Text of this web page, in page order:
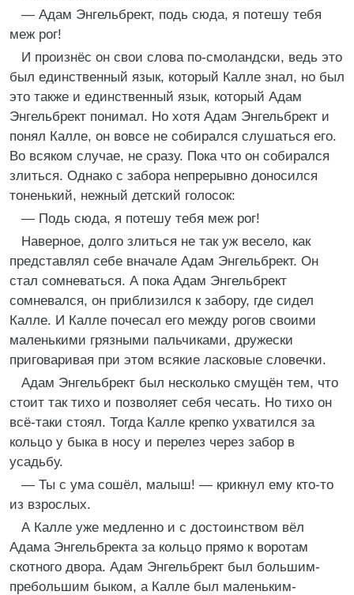
— Адам Энгельбрект, подь сюда, я потешу тебя
меж рог!
И произнёс он свои слова по-смоландски, ведь это
был единственный язык, который Калле знал, но был
это также и единственный язык, который Адам
Энгельбрект понимал. Но хотя Адам Энгельбрект и
понял Калле, он вовсе не собирался слушаться его.
Во всяком случае, не сразу. Пока что он собирался
злиться. Однако с забора непрерывно доносился
тоненький, нежный детский голосок:
— Подь сюда, я потешу тебя меж рог!
Наверное, долго злиться не так уж весело, как
представлял себе вначале Адам Энгельбрект. Он
стал сомневаться. А пока Адам Энгельбрект
сомневался, он приблизился к забору, где сидел
Калле. И Калле почесал его между рогов своими
маленькими грязными пальчиками, дружески
приговаривая при этом всякие ласковые словечки.
Адам Энгельбрект был несколько смущён тем, что
стоит так тихо и позволяет себя чесать. Но тихо он
всё-таки стоял. Тогда Калле крепко ухватился за
кольцо у быка в носу и перелез через забор в
усадьбу.
— Ты с ума сошёл, малыш! — крикнул ему кто-то
из взрослых.
А Калле уже медленно и с достоинством вёл
Адама Энгельбректа за кольцо прямо к воротам
скотного двора. Адам Энгельбрект был большим-
пребольшим быком, а Калле был маленьким-